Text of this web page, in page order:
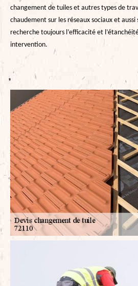
changement de tuiles et autres types de
chaudement sur les réseaux sociaux et aussi
recherche toujours l’efficacité et
intervention.